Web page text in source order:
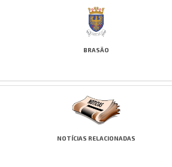
BRASÃO
NOTÍCIAS RELACIONADAS